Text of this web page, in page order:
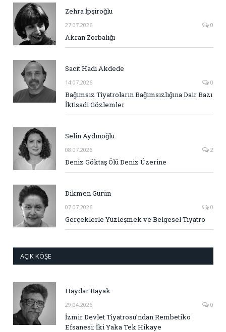
Zehra İpşiroğlu
27.07.2026 0
Akran Zorbalığı
Sacit Hadi Akdede
14.07.2026 0
Bağımsız Tiyatroların Bağımsızlığına Dair Bazı
İktisadi Gözlemler
Selin Aydınoğlu
08.07.2026 2
Deniz Göktaş Ölü Deniz Üzerine
Dikmen Gürün
07.07.2026 0
Gerçeklerle Yüzleşmek ve Belgesel Tiyatro
AÇIK KÖŞE
Haydar Bayak
29.04.2026 0
İzmir Devlet Tiyatrosu’ndan Rembetiko
Efsanesi: İki Yaka Tek Hikaye